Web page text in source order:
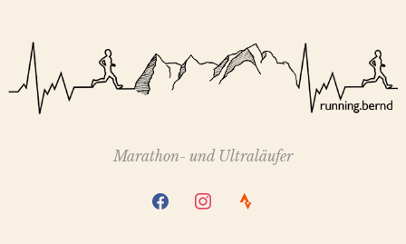
Marathon- und Ultraläufer
facebookinstagram
strava